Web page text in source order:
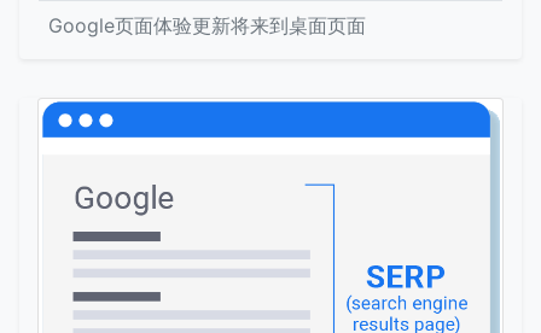
Google页面体验更新将来到桌面页面